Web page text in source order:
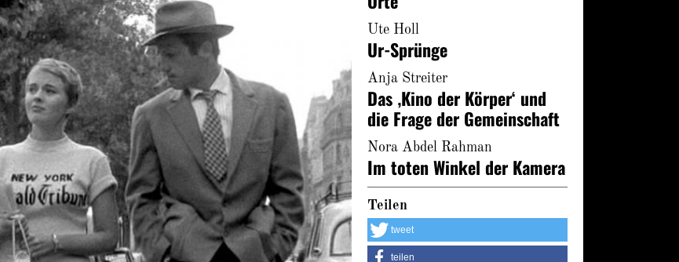
Ute Holl
Ur-Sprünge
Anja Streiter
Das ‚Kino der Körper‘ und
die Frage der Gemeinschaft
Nora Abdel Rahman
Im toten Winkel der Kamera
Teilen
tweet
teilen